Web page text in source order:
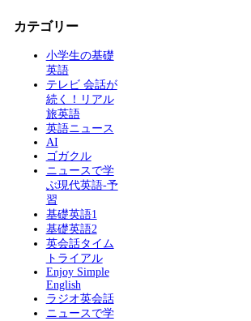
カテゴリー
小学生の基礎
英語
テレビ 会話が
続く！リアル
旅英語
英語ニュース
AI
ゴガクル
ニュースで学
ぶ現代英語-予
習
基礎英語1
基礎英語2
英会話タイム
トライアル
Enjoy Simple
English
ラジオ英会話
ニュースで学